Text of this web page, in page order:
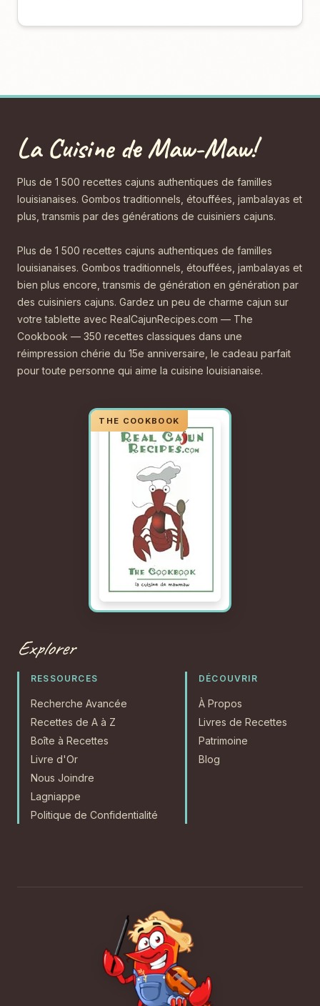
La Cuisine de Maw-Maw!
Plus de 1 500 recettes cajuns authentiques de familles
louisianaises. Gombos traditionnels, étouffées, jambalayas et
plus, transmis par des générations de cuisiniers cajuns.
Plus de 1 500 recettes cajuns authentiques de familles
louisianaises. Gombos traditionnels, étouffées, jambalayas et
bien plus encore, transmis de génération en génération par
des cuisiniers cajuns. Gardez un peu de charme cajun sur
votre tablette avec RealCajunRecipes.com — The
Cookbook — 350 recettes classiques dans une
réimpression chérie du 15e anniversaire, le cadeau parfait
pour toute personne qui aime la cuisine louisianaise.
Explorer
RESSOURCES
Recherche Avancée
Recettes de A à Z
Boîte à Recettes
Livre d'Or
Nous Joindre
Lagniappe
Politique de Confidentialité
DÉCOUVRIR
À Propos
Livres de Recettes
Patrimoine
Blog